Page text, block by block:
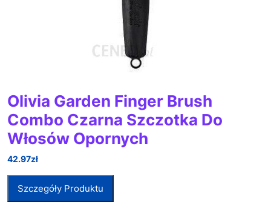
Olivia Garden Finger Brush
Combo Czarna Szczotka Do
Włosów Opornych
42.97zł
Szczegóły Produktu